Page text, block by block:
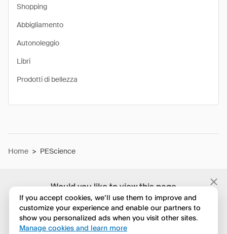
Would you like to view this page
in English?
No, continua a esplorare
Shopping
Abbigliamento
Autonoleggio
Libri
Prodotti di bellezza
Home > PEScience
If you accept cookies, we’ll use them to improve and
customize your experience and enable our partners to
show you personalized ads when you visit other sites.
Manage cookies and learn more